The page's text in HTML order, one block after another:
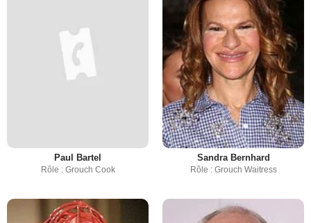
Paul Bartel
Rôle : Grouch Cook
Sandra Bernhard
Rôle : Grouch Waitress